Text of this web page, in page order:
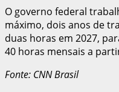
O governo federal
máximo, dois anos de
duas horas em 2027,
40 horas mensais a
Fonte: CNN Brasil